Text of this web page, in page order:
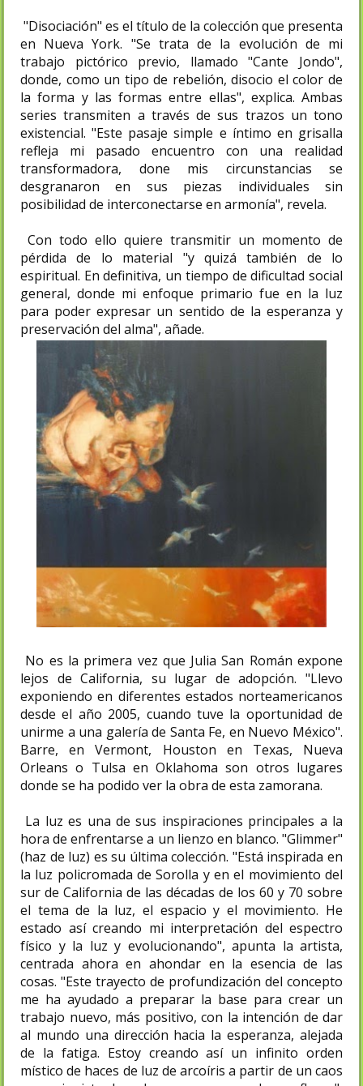
"Disociación" es el título de la colección que presenta
en Nueva York. "Se trata de la evolución de mi
trabajo pictórico previo, llamado "Cante Jondo",
donde, como un tipo de rebelión, disocio el color de
la forma y las formas entre ellas", explica. Ambas
series transmiten a través de sus trazos un tono
existencial. "Este pasaje simple e íntimo en grisalla
refleja mi pasado encuentro con una realidad
transformadora, done mis circunstancias se
desgranaron en sus piezas individuales sin
posibilidad de interconectarse en armonía", revela.
Con todo ello quiere transmitir un momento de
pérdida de lo material "y quizá también de lo
espiritual. En definitiva, un tiempo de dificultad social
general, donde mi enfoque primario fue en la luz
para poder expresar un sentido de la esperanza y
preservación del alma", añade.
No es la primera vez que Julia San Román expone
lejos de California, su lugar de adopción. "Llevo
exponiendo en diferentes estados norteamericanos
desde el año 2005, cuando tuve la oportunidad de
unirme a una galería de Santa Fe, en Nuevo México".
Barre, en Vermont, Houston en Texas, Nueva
Orleans o Tulsa en Oklahoma son otros lugares
donde se ha podido ver la obra de esta zamorana.
La luz es una de sus inspiraciones principales a la
hora de enfrentarse a un lienzo en blanco. "Glimmer"
(haz de luz) es su última colección. "Está inspirada en
la luz policromada de Sorolla y en el movimiento del
sur de California de las décadas de los 60 y 70 sobre
el tema de la luz, el espacio y el movimiento. He
estado así creando mi interpretación del espectro
físico y la luz y evolucionando", apunta la artista,
centrada ahora en ahondar en la esencia de las
cosas. "Este trayecto de profundización del concepto
me ha ayudado a preparar la base para crear un
trabajo nuevo, más positivo, con la intención de dar
al mundo una dirección hacia la esperanza, alejada
de la fatiga. Estoy creando así un infinito orden
místico de haces de luz de arcoíris a partir de un caos